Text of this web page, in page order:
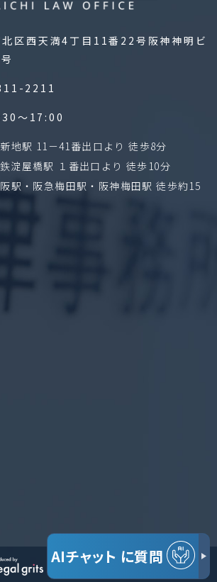
区西天満4丁目11番22号阪神神明ビ
2211
〜17:00
地駅 11－41番出口より 徒歩8分
淀屋橋駅 １番出口より 徒歩10分
駅・阪急梅田駅・阪神梅田駅 徒歩約15
© だいち法律事務所
AIチャット に質問